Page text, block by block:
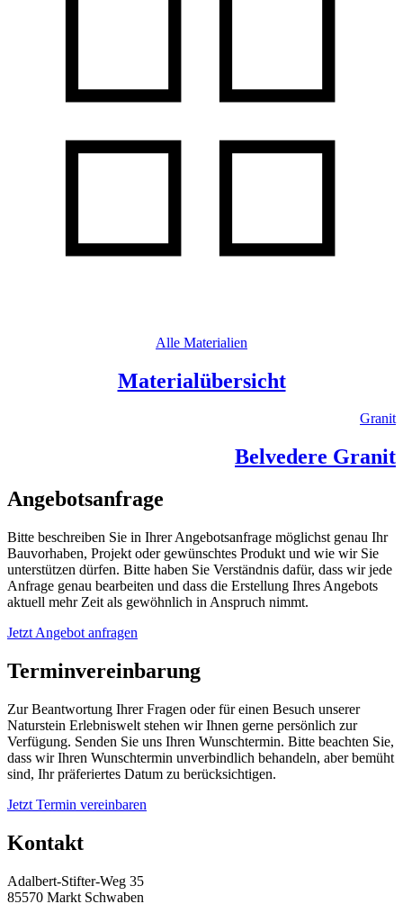
Alle Materialien
Materialübersicht
Granit
Belvedere Granit
Angebotsanfrage
Bitte beschreiben Sie in Ihrer Angebotsanfrage möglichst genau Ihr
Bauvorhaben, Projekt oder gewünschtes Produkt und wie wir Sie
unterstützen dürfen. Bitte haben Sie Verständnis dafür, dass wir jede
Anfrage genau bearbeiten und dass die Erstellung Ihres Angebots
aktuell mehr Zeit als gewöhnlich in Anspruch nimmt.
Jetzt Angebot anfragen
Terminvereinbarung
Zur Beantwortung Ihrer Fragen oder für einen Besuch unserer
Naturstein Erlebniswelt stehen wir Ihnen gerne persönlich zur
Verfügung. Senden Sie uns Ihren Wunschtermin. Bitte beachten Sie,
dass wir Ihren Wunschtermin unverbindlich behandeln, aber bemüht
sind, Ihr präferiertes Datum zu berücksichtigen.
Jetzt Termin vereinbaren
Kontakt
Adalbert-Stifter-Weg 35
85570 Markt Schwaben